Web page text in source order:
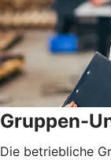
Gruppen-
Die betriebliche